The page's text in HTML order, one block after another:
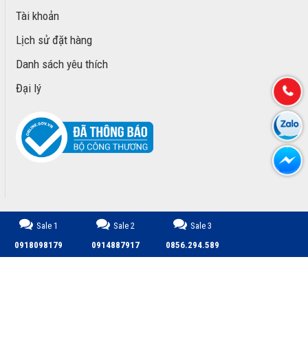
Tài khoản
Lịch sử đặt hàng
Danh sách yêu thích
Đại lý
Sale 1
0918098179
Sale 2
0914887917
Sale 3
0856.294.589